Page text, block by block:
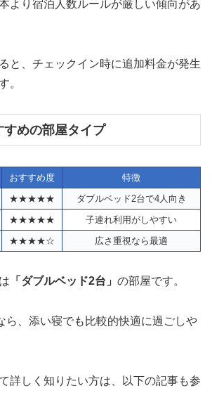
より宿泊人数ルールが厳しい傾向があ
と、チェックイン時に追加料金が発生
。
めの部屋タイプ
おすすめ度
特徴
★★★★★
ダブルベッド2台で4人向き
★★★★★
子連れ利用がしやすい
★★★★☆ 広さ重視なら最適
「ダブルベッド2台」 の部屋です。
ら、添い寝でも比較的快適に過ごしや
詳しく知りたい方は、以下の記事も参